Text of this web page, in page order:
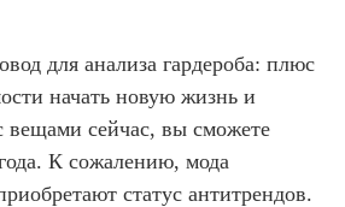
для анализа гардероба: плюс
начать новую жизнь и
вещами сейчас, вы сможете
К сожалению, мода
статус антитрендов.